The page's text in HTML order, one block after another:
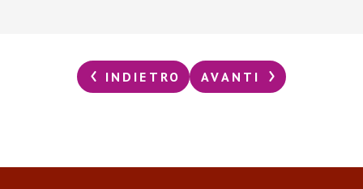
INDIETRO AVANTI